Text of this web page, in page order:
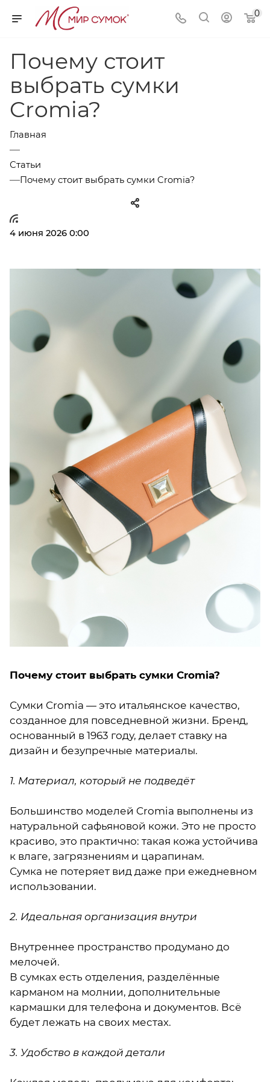
0
Почему стоит
выбрать сумки
Cromia?
Главная
—
Статьи
—Почему стоит выбрать сумки Cromia?
4 июня 2026 0:00
Почему стоит выбрать сумки Cromia?
Сумки Cromia — это итальянское качество,
созданное для повседневной жизни. Бренд,
основанный в 1963 году, делает ставку на
дизайн и безупречные материалы.
1. Материал, который не подведёт
Большинство моделей Cromia выполнены из
натуральной сафьяновой кожи. Это не просто
красиво, это практично: такая кожа устойчива
к влаге, загрязнениям и царапинам.
Сумка не потеряет вид даже при ежедневном
использовании.
2. Идеальная организация внутри
Внутреннее пространство продумано до
мелочей.
В сумках есть отделения, разделённые
карманом на молнии, дополнительные
кармашки для телефона и документов. Всё
будет лежать на своих местах.
3. Удобство в каждой детали